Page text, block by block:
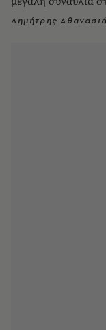
Δημήτρης